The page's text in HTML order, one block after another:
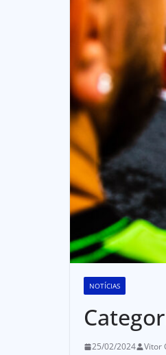
NOTÍCIAS
25/02/2024 Vitor